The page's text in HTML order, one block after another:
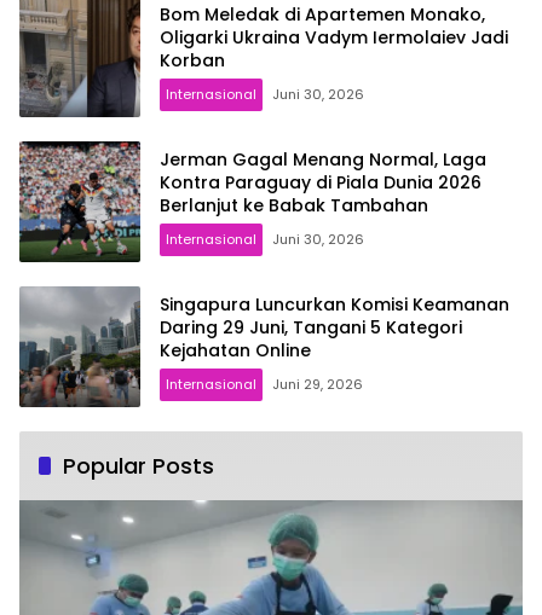
Bom Meledak di Apartemen Monako,
Oligarki Ukraina Vadym Iermolaiev Jadi
Korban
Internasional Juni 30, 2026
Jerman Gagal Menang Normal, Laga
Kontra Paraguay di Piala Dunia 2026
Berlanjut ke Babak Tambahan
Internasional Juni 30, 2026
Singapura Luncurkan Komisi Keamanan
Daring 29 Juni, Tangani 5 Kategori
Kejahatan Online
Internasional Juni 29, 2026
Popular Posts